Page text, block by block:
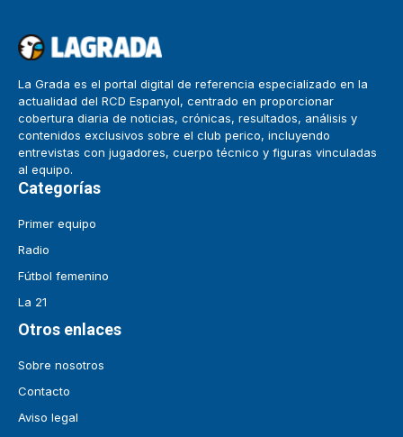
La Grada es el portal digital de referencia especializado en la
actualidad del RCD Espanyol, centrado en proporcionar
cobertura diaria de noticias, crónicas, resultados, análisis y
contenidos exclusivos sobre el club perico, incluyendo
entrevistas con jugadores, cuerpo técnico y figuras vinculadas
al equipo.
Categorías
Primer equipo
Radio
Fútbol femenino
La 21
Otros enlaces
Sobre nosotros
Contacto
Aviso legal